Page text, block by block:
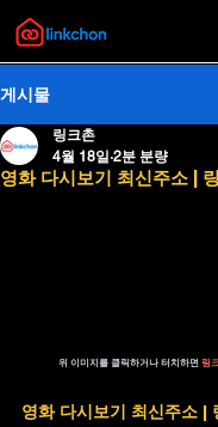
게시물
영화 다시보기 최신주소 |
링크촌
4월 18일 2분 분량
위 이미지를 클릭하거나 터치하면 링
영화 다시보기 최신주소 |